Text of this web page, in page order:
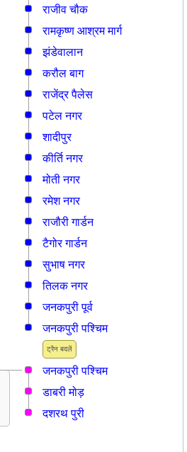
राजीव चौक
रामकृष्ण आश्रम मार्ग
झंडेवालान
करौल बाग
राजेंद्र पैलेस
पटेल नगर
शादीपुर
कीर्ति नगर
मोती नगर
रमेश नगर
राजौरी गार्डन
टैगोर गार्डन
सुभाष नगर
तिलक नगर
जनकपुरी पूर्व
ट्रैन बदलें
जनकपुरी पश्चिम
जनकपुरी पश्चिम
डाबरी मोड़
दशरथ पुरी